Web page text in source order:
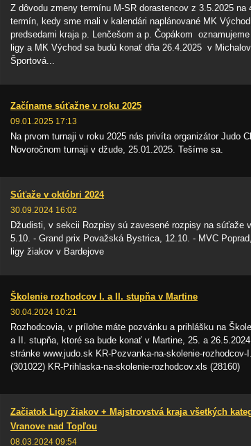
Z dôvodu zmeny termínu M-SR dorastencov z 3.5.2025 na
termín, kedy sme mali v kalendári naplánované MK
predsedami kraja p. Lenčešom a p. Čopákom
ligy a MK Východ sa budú konať dňa 26.4.2025 v
Športová...
Začíname súťažne v roku 2025
09.01.2025 17:13
Na prvom turnaji v roku 2025 nás privíta organizátor Judo
Novoročnom turnaji v džude, 25.01.2025. Tešíme sa.
Súťaže v októbri 2024
30.09.2024 16:02
Džudisti, v sekcii Rozpisy sú zavesené rozpisy na súťaže
5.10. - Grand prix Považská Bystrica, 12.10. - MVC
ligy žiakov v Bardejove
Školenie rozhodcov I. a II. stupňa v Martine
30.04.2024 10:21
Rozhodcovia, v prílohe máte pozvánku a prihlášku na
a II. stupňa, ktoré sa bude konať v Martine, 25. a
stránke www.judo.sk KR-Pozvanka-na-skolenie-rozhodcov-
(301022) KR-Prihlaska-na-skolenie-rozhodcov.xls (28160)
Začiatok Ligy žiakov + Majstrovstvá kraja všetkých
Vranove nad Topľou
08.03.2024 09:54